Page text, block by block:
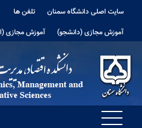
سایت اصلی دانشگاه سمنان
تلفن ها
آموزش مجازی (دانشجو)
آموزش مجازی